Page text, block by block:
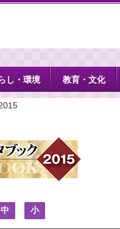
し・環境 教育・文化
中 小